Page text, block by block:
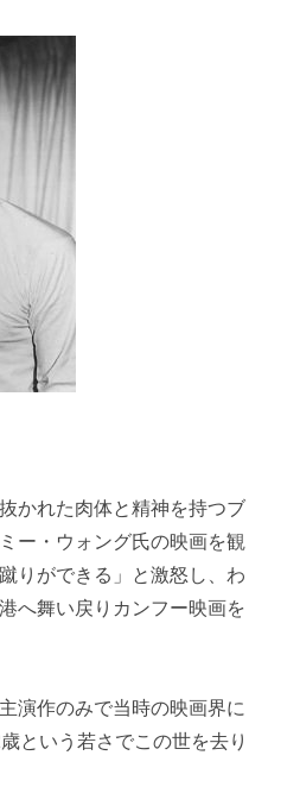
かれた肉体と精神を持つブ
ー・ウォング氏の映画を観
りができる」と激怒し、わ
へ舞い戻りカンフー映画を
演作のみで当時の映画界に
という若さでこの世を去り